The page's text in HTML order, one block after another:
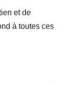
et de
à toutes ces